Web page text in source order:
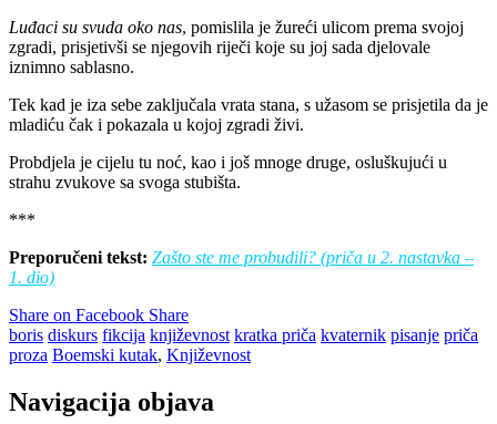
Luđaci su svuda oko nas, pomislila je žureći ulicom prema svojoj
zgradi, prisjetivši se njegovih riječi koje su joj sada djelovale
iznimno sablasno.
Tek kad je iza sebe zaključala vrata stana, s užasom se prisjetila da je
mladiću čak i pokazala u kojoj zgradi živi.
Probdjela je cijelu tu noć, kao i još mnoge druge, osluškujući u
strahu zvukove sa svoga stubišta.
***
Preporučeni tekst: Zašto ste me probudili? (priča u 2. nastavka –
1. dio)
Share on Facebook Share
boris diskurs fikcija književnost kratka priča kvaternik pisanje priča
proza Boemski kutak, Književnost
Navigacija objava